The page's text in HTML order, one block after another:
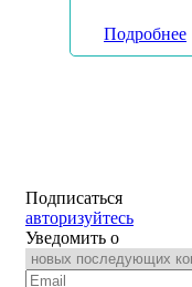
Подробнее
Подписаться
авторизуйтесь
Уведомить о